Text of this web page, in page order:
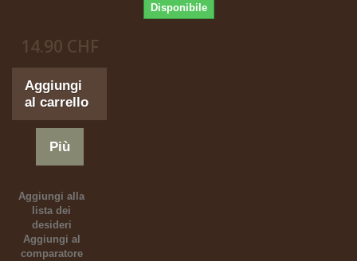
Disponibile
14.90 CHF
Aggiungi
al carrello
Più
Aggiungi alla
lista dei
desideri
Aggiungi al
comparatore